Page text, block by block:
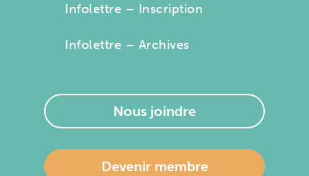
Infolettre – Inscription
Infolettre – Archives
Nous joindre
Devenir membre